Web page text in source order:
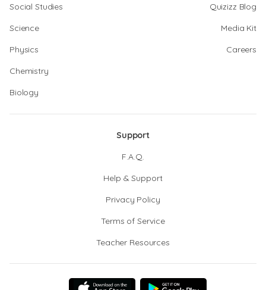
Social Studies
Science
Physics
Chemistry
Biology
Quizizz Blog
Media Kit
Careers
Support
F.A.Q.
Help & Support
Privacy Policy
Terms of Service
Teacher Resources